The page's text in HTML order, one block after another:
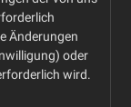
Änderungen
oder
wird.